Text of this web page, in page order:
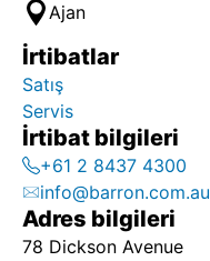
Ajan
İrtibatlar
Satış
Servis
İrtibat bilgileri
+61 2 8437 4300
info@barron.com.au
Adres bilgileri
78 Dickson Avenue